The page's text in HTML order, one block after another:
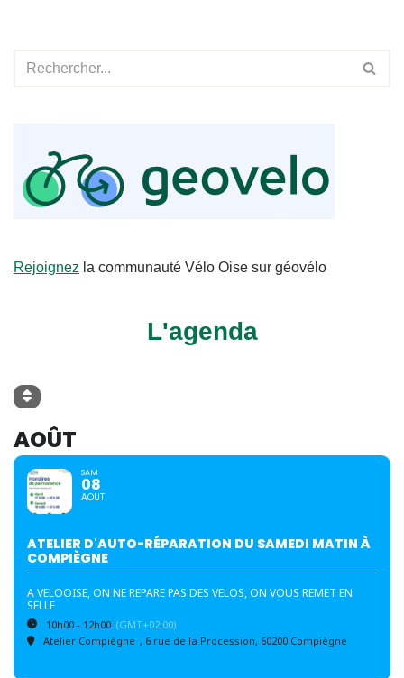
Rejoignez la communauté Vélo Oise sur géovélo
L'agenda
AOÛT
SAM
08
AOUT
ATELIER D'AUTO-RÉPARATION DU SAMEDI MATIN À
COMPIÈGNE
A VELOOISE, ON NE REPARE PAS DES VELOS, ON VOUS REMET EN
SELLE
10h00 - 12h00 (GMT+02:00)
Atelier Compiègne , 6 rue de la Procession, 60200 Compiègne